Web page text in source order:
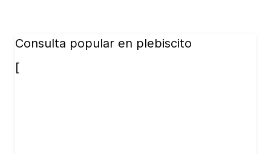
Consulta popular en plebiscito
[